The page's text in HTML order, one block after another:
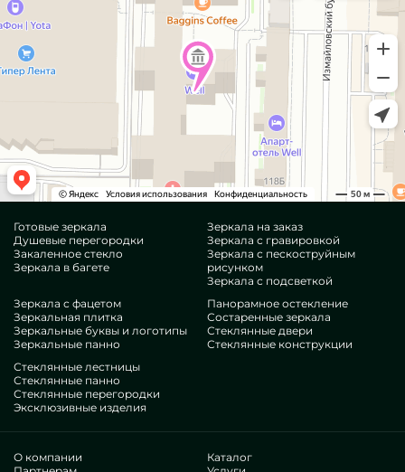
Готовые зеркала
Душевые перегородки
Закаленное стекло
Зеркала в багете
Зеркала на заказ
Зеркала с гравировкой
Зеркала с пескоструйным
рисунком
Зеркала с подсветкой
Зеркала с фацетом
Зеркальная плитка
Зеркальные буквы и логотипы
Зеркальные панно
Панорамное остекление
Состаренные зеркала
Стеклянные двери
Стеклянные конструкции
Стеклянные лестницы
Стеклянные панно
Стеклянные перегородки
Эксклюзивные изделия
О компании
Каталог